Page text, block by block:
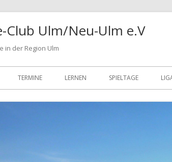
Club Ulm/Neu-Ulm e.V
in der Region Ulm
TERMINE LERNEN SPIELTAGE